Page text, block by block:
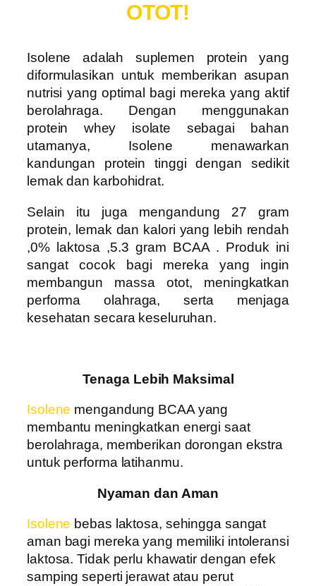
OTOT!
Isolene adalah suplemen protein yang
diformulasikan untuk memberikan asupan
nutrisi yang optimal bagi mereka yang aktif
berolahraga. Dengan menggunakan
protein whey isolate sebagai bahan
utamanya, Isolene menawarkan
kandungan protein tinggi dengan sedikit
lemak dan karbohidrat.
Selain itu juga mengandung 27 gram
protein, lemak dan kalori yang lebih rendah
,0% laktosa ,5.3 gram BCAA . Produk ini
sangat cocok bagi mereka yang ingin
membangun massa otot, meningkatkan
performa olahraga, serta menjaga
kesehatan secara keseluruhan.
Tenaga Lebih Maksimal
Isolene mengandung BCAA yang
membantu meningkatkan energi saat
berolahraga, memberikan dorongan ekstra
untuk performa latihanmu.
Nyaman dan Aman
Isolene bebas laktosa, sehingga sangat
aman bagi mereka yang memiliki intoleransi
laktosa. Tidak perlu khawatir dengan efek
samping seperti jerawat atau perut